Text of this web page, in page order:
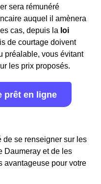
sera rémunéré
auquel il amènera
cas, depuis la loi
de courtage doivent
préalable, vous évitant
les prix proposés.
prêt en ligne
de se renseigner sur les
Daumeray et de les
avantageuse pour votre